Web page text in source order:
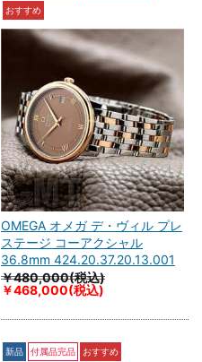
おすすめ
OMEGA オメガ デ・ヴィル プレ
ステージ コーアクシャル
36.8mm 424.20.37.20.13.001
￥480,000(税込)
￥468,000(税込)
新品 付属品完品 おすすめ